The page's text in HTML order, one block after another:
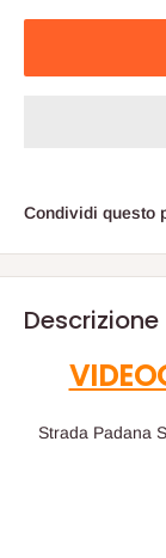
Condividi questo
Descrizione
Strada Padana